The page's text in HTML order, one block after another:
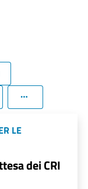
LE
dei CRI